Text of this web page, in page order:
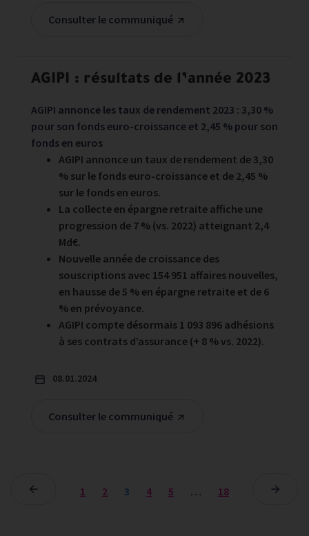
Consulter le communiqué
AGIPI : résultats de l’année 2023
AGIPI annonce les taux de rendement 2023 : 3,30 %
pour son fonds euro-croissance et 2,45 % pour son
fonds en euros
AGIPI annonce un taux de rendement de 3,30
% sur le fonds euro-croissance et de 2,45 %
sur le fonds en euros.
La collecte en épargne retraite affiche une
progression de 7 % (vs. 2022) atteignant 2,4
Md€.
Nouvelle année de croissance des
souscriptions avec 154 951 affaires nouvelles,
en hausse de 5 % en épargne retraite et de 6
% en prévoyance.
AGIPI compte désormais 1 093 896 adhésions
à ses contrats d’assurance (+ 8 % vs. 2022).
Consulter le communiqué
08.01.2024
1 2 3 4 5 … 18